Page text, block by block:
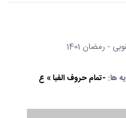
- رمضان 1401
ها: -تمام حروف الفبا » ع